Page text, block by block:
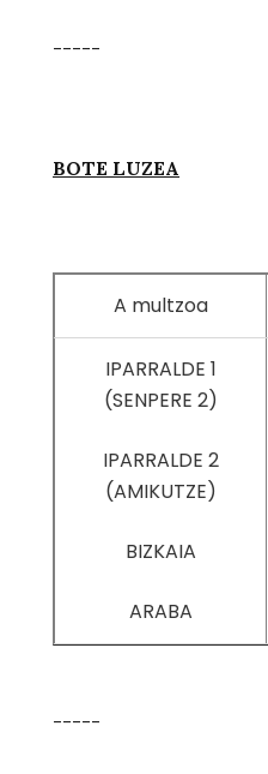
-----
BOTE LUZEA
A multzoa
IPARRALDE 1
(SENPERE 2)
IPARRALDE 2
(AMIKUTZE)
BIZKAIA
ARABA
-----